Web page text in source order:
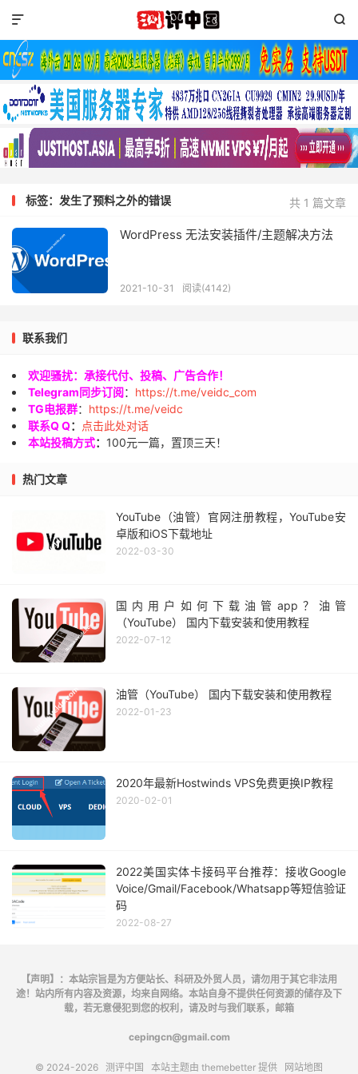


共 1 篇文章
标签：发生了预料之外的错误
WordPress 无法安装插件/主题解决方法
2021-10-31 阅读(4142)
联系我们
欢迎骚扰：承接代付、投稿、广告合作！
Telegram同步订阅： https://t.me/veidc_com
TG电报群： https://t.me/veidc
联系Q Q：
点击此处对话
本站投稿方式： 100元一篇，置顶三天！
热门文章
YouTube（油管）官网注册教程，YouTube安
卓版和iOS下载地址
2022-03-30
国内用户如何下载油管app？油管
（YouTube） 国内下载安装和使用教程
2022-07-12
油管（YouTube） 国内下载安装和使用教程
2022-01-23
2020年最新Hostwinds VPS免费更换IP教程
2020-02-01
2022美国实体卡接码平台推荐：接收Google
Voice/Gmail/Facebook/Whatsapp等短信验证
码
2022-08-27
【声明】：本站宗旨是为方便站长、科研及外贸人员，请勿用于其它非法用
途！站内所有内容及资源，均来自网络。本站自身不提供任何资源的储存及下
载，若无意侵犯到您的权利，请及时与我们联系，邮箱
cepingcn@gmail.com
© 2024-2026 测评中国 本站主题由 themebetter 提供 网站地图